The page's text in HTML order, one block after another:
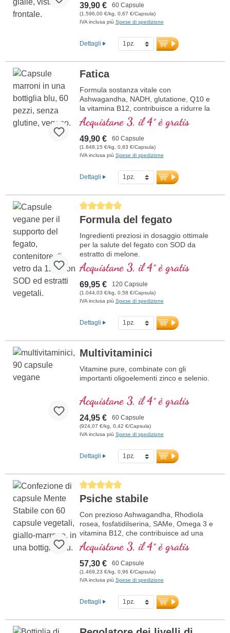
39,90 € 60 Capsule
(1.596,00 €/kg, 0,67 €/Capsula)
IVA inclusa più Spese di spedizione
Dettagli
Fatica
Formula sostanza vitale con
Ashwagandha, NADH, glutatione, Q10 e
la vitamina B12, contribuisce a ridurre la
stanchezza e la fatica.
Acquistane 3, il 4° è gratis
49,90 € 60 Capsule
(1.848,15 €/kg, 0,83 €/Capsula)
IVA inclusa più Spese di spedizione
Dettagli
Average rating of 5 out of 5 stars
Formula del fegato
Ingredienti preziosi in dosaggio ottimale
per la salute del fegato con SOD da
estratto di melone.
Acquistane 3, il 4° è gratis
69,95 € 120 Capsule
(1.044,03 €/kg, 0,58 €/Capsula)
IVA inclusa più Spese di spedizione
Dettagli
Multivitaminici
Vitamine pure, combinate con gli
importanti oligoelementi zinco e selenio.
Acquistane 3, il 4° è gratis
24,95 € 60 Capsule
(924,07 €/kg, 0,42 €/Capsula)
IVA inclusa più Spese di spedizione
Dettagli
Average rating of 5 out of 5 stars
Psiche stabile
Con prezioso Ashwagandha, Rhodiola
rosea, fosfatidilserina, SAMe, Omega 3 e
vitamina B12, che contribuisce ad una
funzione normale della psiche
Acquistane 3, il 4° è gratis
57,30 € 60 Capsule
(1.469,23 €/kg, 0,96 €/Capsula)
IVA inclusa più Spese di spedizione
Dettagli